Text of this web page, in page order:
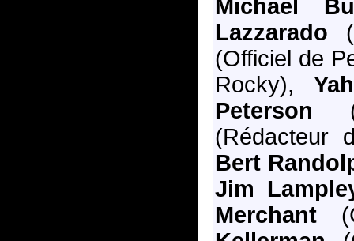
Michael
Lazzarado
(Officiel de
Rocky),
Peterson
(Rédacteur
Bert
Jim
Merchant